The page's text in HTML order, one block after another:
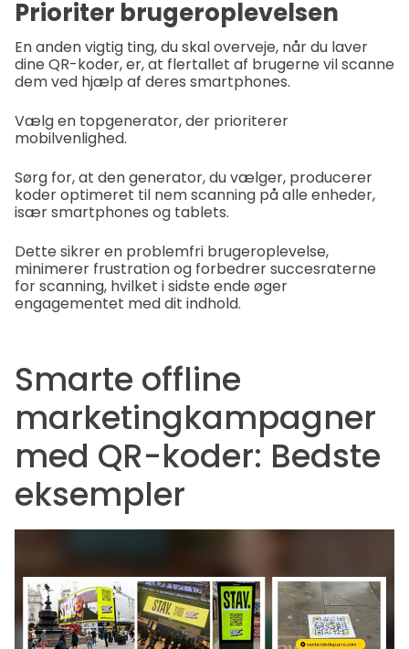
Prioriter brugeroplevelsen
En anden vigtig ting, du skal overveje, når du laver
dine QR-koder, er, at flertallet af brugerne vil scanne
dem ved hjælp af deres smartphones.
Vælg en topgenerator, der prioriterer
mobilvenlighed.
Sørg for, at den generator, du vælger, producerer
koder optimeret til nem scanning på alle enheder,
især smartphones og tablets.
Dette sikrer en problemfri brugeroplevelse,
minimerer frustration og forbedrer succesraterne
for scanning, hvilket i sidste ende øger
engagementet med dit indhold.
Smarte offline
marketingkampagner
med QR-koder: Bedste
eksempler